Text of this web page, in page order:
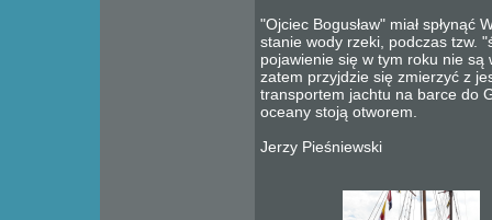
"Ojciec Bogusław" miał spłynąć
stanie wody rzeki, podczas tzw.
pojawienie się w tym roku nie są
zatem przyjdzie się zmierzyć z
transportem jachtu na barce do
oceany stoją otworem.
Jerzy Pieśniewski